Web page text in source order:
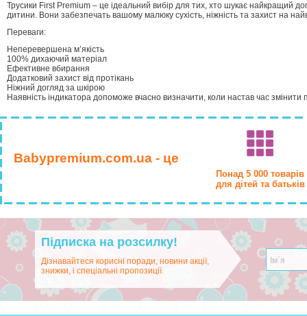
Трусики First Premium – це ідеальний вибір для тих, хто шукає найкращий
дитини. Вони забезпечать вашому малюку сухість, ніжність та захист на
Переваги:
Неперевершена м’якість
100% дихаючий матеріал
Ефективне вбирання
Додатковий захист від протікань
Ніжний догляд за шкірою
Наявність індикатора допоможе вчасно визначити, коли настав час змінити
Babypremium.com.ua - це
Понад 5 000 товарів
для дітей та батьків
Підписка на розсилку!
Дізнавайтеся корисні поради, новини акції,
знижки, і спеціальні пропозиції.